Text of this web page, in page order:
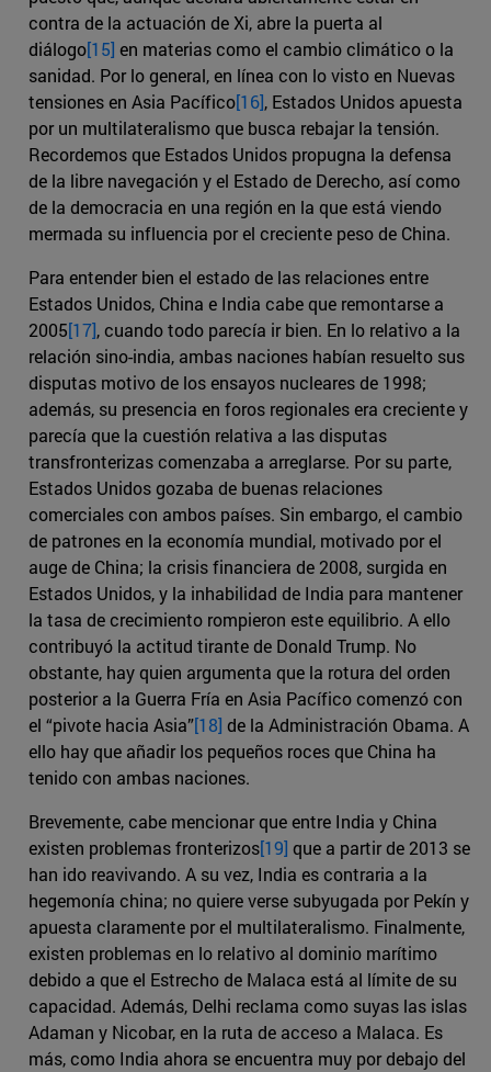
contra de la actuación de Xi, abre la puerta al
diálogo[15] en materias como el cambio climático o la
sanidad. Por lo general, en línea con lo visto en Nuevas
tensiones en Asia Pacífico[16], Estados Unidos apuesta
por un multilateralismo que busca rebajar la tensión.
Recordemos que Estados Unidos propugna la defensa
de la libre navegación y el Estado de Derecho, así como
de la democracia en una región en la que está viendo
mermada su influencia por el creciente peso de China.
Para entender bien el estado de las relaciones entre
Estados Unidos, China e India cabe que remontarse a
2005[17], cuando todo parecía ir bien. En lo relativo a la
relación sino-india, ambas naciones habían resuelto sus
disputas motivo de los ensayos nucleares de 1998;
además, su presencia en foros regionales era creciente y
parecía que la cuestión relativa a las disputas
transfronterizas comenzaba a arreglarse. Por su parte,
Estados Unidos gozaba de buenas relaciones
comerciales con ambos países. Sin embargo, el cambio
de patrones en la economía mundial, motivado por el
auge de China; la crisis financiera de 2008, surgida en
Estados Unidos, y la inhabilidad de India para mantener
la tasa de crecimiento rompieron este equilibrio. A ello
contribuyó la actitud tirante de Donald Trump. No
obstante, hay quien argumenta que la rotura del orden
posterior a la Guerra Fría en Asia Pacífico comenzó con
el “pivote hacia Asia”[18] de la Administración Obama. A
ello hay que añadir los pequeños roces que China ha
tenido con ambas naciones.
Brevemente, cabe mencionar que entre India y China
existen problemas fronterizos[19] que a partir de 2013 se
han ido reavivando. A su vez, India es contraria a la
hegemonía china; no quiere verse subyugada por Pekín y
apuesta claramente por el multilateralismo. Finalmente,
existen problemas en lo relativo al dominio marítimo
debido a que el Estrecho de Malaca está al límite de su
capacidad. Además, Delhi reclama como suyas las islas
Adaman y Nicobar, en la ruta de acceso a Malaca. Es
más, como India ahora se encuentra muy por debajo del